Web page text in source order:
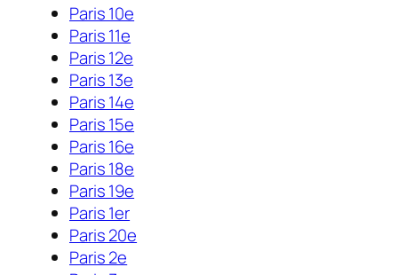
Paris 10e
Paris 11e
Paris 12e
Paris 13e
Paris 14e
Paris 15e
Paris 16e
Paris 18e
Paris 19e
Paris 1er
Paris 20e
Paris 2e